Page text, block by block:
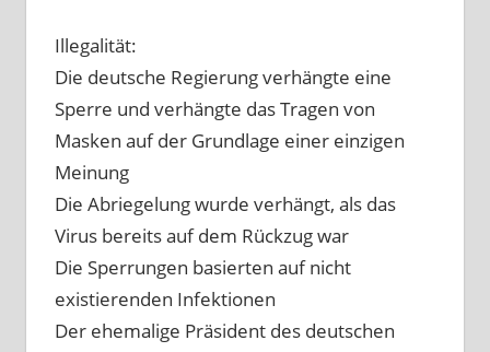
Illegalität:
Die deutsche Regierung verhängte eine
Sperre und verhängte das Tragen von
Masken auf der Grundlage einer einzigen
Meinung
Die Abriegelung wurde verhängt, als das
Virus bereits auf dem Rückzug war
Die Sperrungen basierten auf nicht
existierenden Infektionen
Der ehemalige Präsident des deutschen